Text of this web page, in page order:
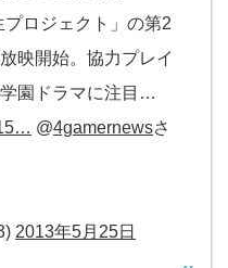
ロジェクト」の第2
映開始。協力プレイ
園ドラマに注目…
@4gamernewsさ
2013年5月25日